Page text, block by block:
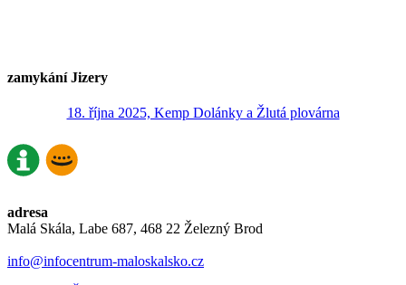
zamykání Jizery
18. října 2025, Kemp Dolánky a Žlutá plovárna
adresa
Malá Skála, Labe 687, 468 22 Železný Brod
info@infocentrum-maloskalsko.cz